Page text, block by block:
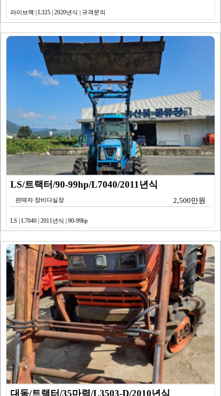
라이브맥 | L325 | 2020년식 | 규격문의
LS/트랙터/90-99hp/L7040/2011년식
판매자 장비다실장 2,500만원
LS | L7040 | 2011년식 | 90-99hp
대동/트랙터/35마력/L3503-D/2010년식